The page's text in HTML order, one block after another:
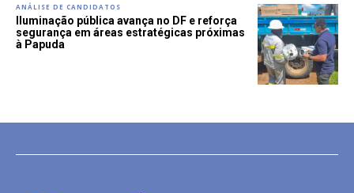
ANÁLISE DE CANDIDATOS
Iluminação pública avança no DF e reforça
segurança em áreas estratégicas próximas
à Papuda